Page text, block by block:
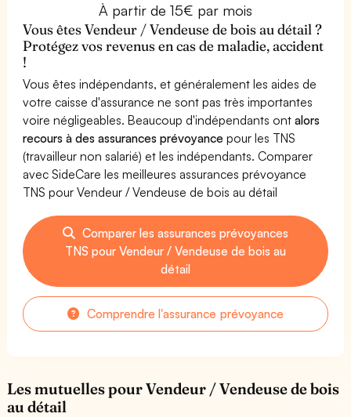
À partir de 15€ par mois
Vous êtes Vendeur / Vendeuse de bois au détail ?
Protégez vos revenus en cas de maladie, accident
!
Vous êtes indépendants, et généralement les aides de
votre caisse d'assurance ne sont pas très importantes
voire négligeables. Beaucoup d'indépendants ontalors
recours à des assurances prévoyance pour les TNS
(travailleur non salarié) et les indépendants. Comparer
avec SideCare les meilleures assurances prévoyance
TNS pour Vendeur / Vendeuse de bois au détail
Comparer les assurances prévoyances
TNS pour Vendeur / Vendeuse de bois au
détail
Comprendre l'assurance prévoyance
Les mutuelles pour Vendeur / Vendeuse de bois
au détail